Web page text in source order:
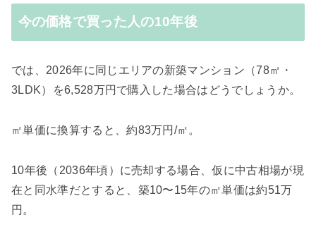
今の価格で買った人の10年後
では、2026年に同じエリアの新築マンション（78㎡・
3LDK）を6,528万円で購入した場合はどうでしょうか。
㎡単価に換算すると、約83万円/㎡。
10年後（2036年頃）に売却する場合、仮に中古相場が現
在と同水準だとすると、築10〜15年の㎡単価は約51万
円。